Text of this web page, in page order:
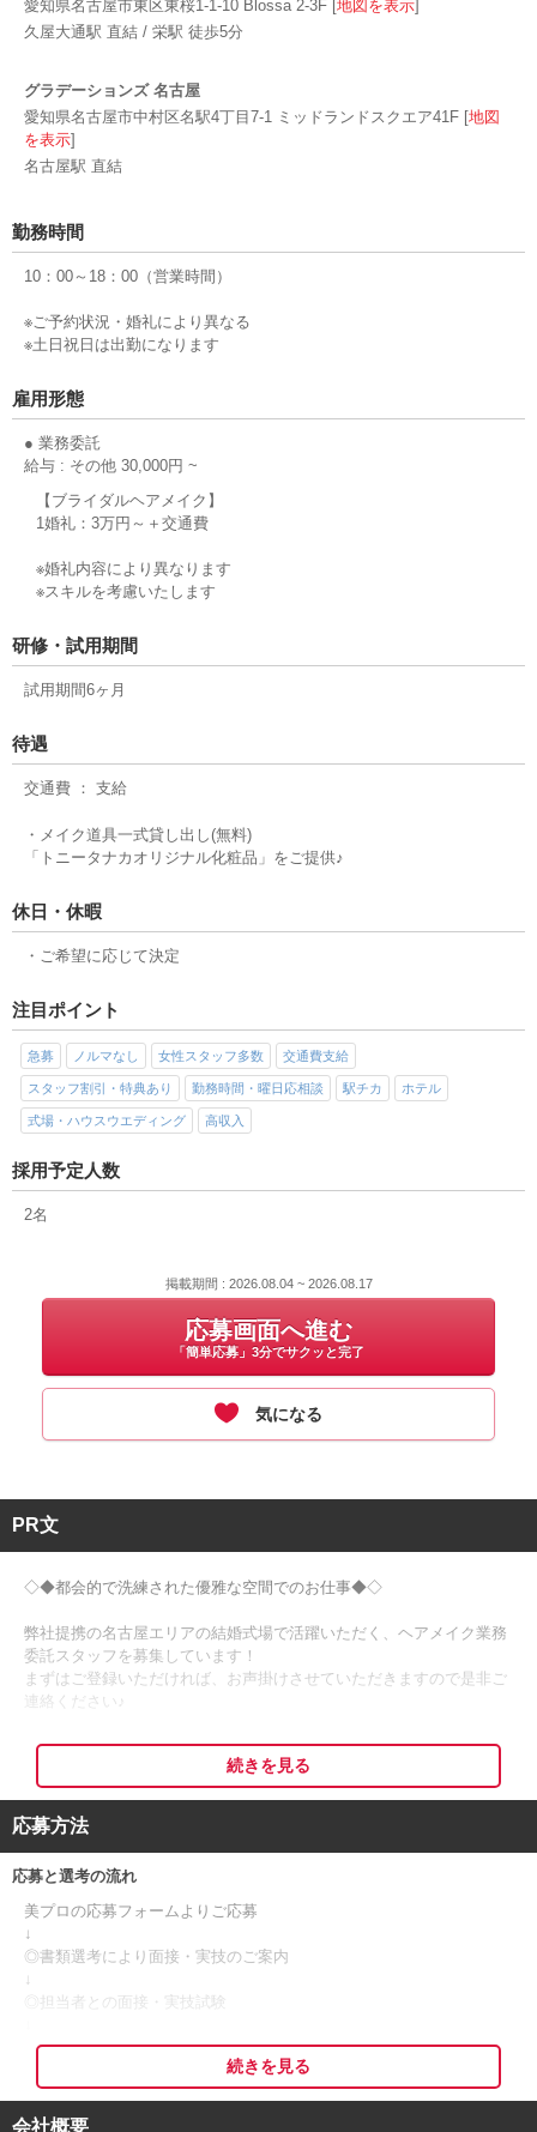
愛知県名古屋市東区東桜1-1-10 Blossa 2-3F [地図を表示]
久屋大通駅 直結 / 栄駅 徒歩5分
グラデーションズ 名古屋
愛知県名古屋市中村区名駅4丁目7-1 ミッドランドスクエア41F [地図
を表示]
名古屋駅 直結
勤務時間
10：00～18：00（営業時間）
※ご予約状況・婚礼により異なる
※土日祝日は出勤になります
雇用形態
● 業務委託
給与 : その他 30,000円 ~
【ブライダルヘアメイク】
1婚礼：3万円～＋交通費
※婚礼内容により異なります
※スキルを考慮いたします
研修・試用期間
試用期間6ヶ月
待遇
交通費 ： 支給
・メイク道具一式貸し出し(無料)
「トニータナカオリジナル化粧品」をご提供♪
休日・休暇
・ご希望に応じて決定
注目ポイント
急募 ノルマなし 女性スタッフ多数 交通費支給
スタッフ割引・特典あり 勤務時間・曜日応相談 駅チカ ホテル
式場・ハウスウエディング 高収入
採用予定人数
2名
掲載期間 : 2026.08.04 ~ 2026.08.17
応募画面へ進む
「簡単応募」3分でサクッと完了
気になる
PR文
◇◆都会的で洗練された優雅な空間でのお仕事◆◇
弊社提携の名古屋エリアの結婚式場で活躍いただく、ヘアメイク業務
委託スタッフを募集しています！
まずはご登録いただければ、お声掛けさせていただきますので是非ご
連絡ください♪
業務委託のブライダルヘアメイクスタッフを募集中！
駅の近くで、トレンドをおさえた素敵な会場です。
素晴らしい結婚式を形にするために、あなたの手でご新婦様をとびき
りキレイにしてあげてください♪
《＊幸せの場を支えるお仕事♪＊》
結婚式は新郎新婦だけでなく、列席される方にとっても思い出に残る
大切な日。
ヘアメイクを通して、皆様にとってかけがえのない一日をお手伝いし
挙式当日を迎え笑顔で輝く参加者の姿を見る時がやりがいを感じる瞬
間。
続きを見る
応募方法
応募と選考の流れ
美プロの応募フォームよりご応募
↓
◎書類選考により面接・実技のご案内
↓
◎担当者との面接・実技試験
◎内定
◎入社
続きを見る
会社概要